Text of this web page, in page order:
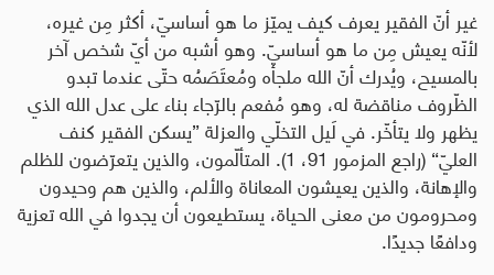
غير أنّ الفقير يعرف كيف يميّز ما هو أساسيّ، أكثر مِن غيره،
لأنّه يعيش مِن ما هو أساسيّ. وهو أشبه من أيّ شخص آخر
بالمسيح، ويُدرك أنّ الله ملجأه ومُعتَصَمُه حتّى عندما تبدو
الظّروف مناقضة له، وهو مُفعم بالرّجاء بناء على عدل الله الذي
يظهر ولا يتأخّر. في لَيل التخلّي والعزلة ”يسكن الفقير كنف
العليّ“ (راجع المزمور 91، 1). المتألّمون، والذين يتعرّضون للظلم
والإهانة، والذين يعيشون المعاناة والألم، والذين هم وحيدون
ومحرومون من معنى الحياة، يستطيعون أن يجدوا في الله تعزية
ودافعًا جديدًا.